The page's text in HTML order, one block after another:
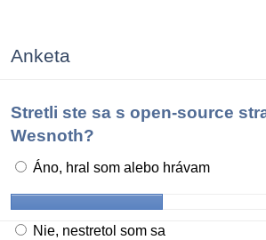
Anketa
Stretli ste sa s open-source
Wesnoth?
Áno, hral som alebo hrávam
Nie, nestretol som sa